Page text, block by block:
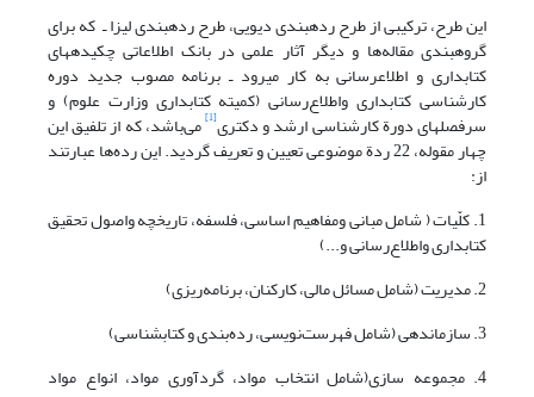
این طرح، ترکیبی از طرح رده­بندی دیویی، طرح رده­بندی لیزا ـ که برای
گروه­بندی مقاله‌ها و دیگر آثار علمی در بانک اطلاعاتی چکیده­های
کتابداری و اطلاع­رسانی به کار می­رود ـ برنامه مصوب جدید دوره
کارشناسی کتابداری واطلاع‌رسانی (کمیته کتابداری وزارت علوم) و
سرفصلهای دورة کارشناسی ارشد و دکتری[1] می‌باشد، که از تلفیق این
چهار مقوله، 22 ردة موضوعی تعیین و تعریف گردید. این رده‌ها عبارتند
از:
1. کلّیات ( شامل مبانی ومفاهیم اساسی، فلسفه، تاریخچه واصول تحقیق
کتابداری واطلاع‌رسانی و...)
2. مدیریت (شامل مسائل مالی، کارکنان، برنامه‌ریزی)
3. سازماندهی (شامل فهرست‌نویسی، رده‌بندی و کتابشناسی)
4. مجموعه سازی(شامل انتخاب مواد، گردآوری مواد، انواع مواد